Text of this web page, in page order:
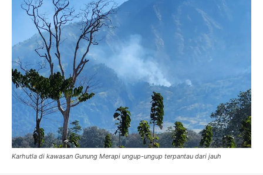
Karhutla di kawasan Gunung Merapi ungup-ungup terpantau dari jauh